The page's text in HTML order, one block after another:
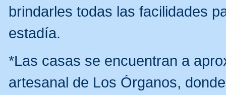
brindarles todas las facilidades
estadía.
*Las casas se encuentran a
artesanal de Los Órganos,